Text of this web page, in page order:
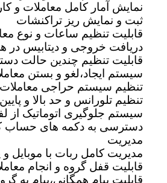
نمایش آمار کامل معاملات و کاربران
ثبت و نمایش ریز تراکنشات
قابلیت تنظیم ساعات و نوع
دریافت خروجی و دیتابیس در هر
قابلیت تنظیم چندین حالت
سیستم ایجاد،لغو و بستن معاملات
تنظیم سیستم حراجی معاملات
تنظیم تلورانس و حد بالا و پایین
سیستم جلوگیری اتوماتیک از لفظ
دسترسی به دکمه های حساب
مدیریت
مدیریت کامل ربات با موبایل و
قابلیت قفل گروه و انجام
قابلیت پیام همگانی،پیام به